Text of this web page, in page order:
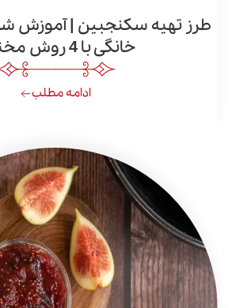
طرز تهیه سکنجبین | آموزش
خانگی با 4 روش مختلف
ادامه مطلب